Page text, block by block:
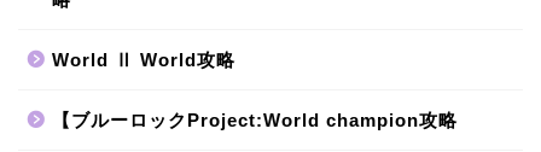
World Ⅱ World攻略
【ブルーロックProject:World champion攻略